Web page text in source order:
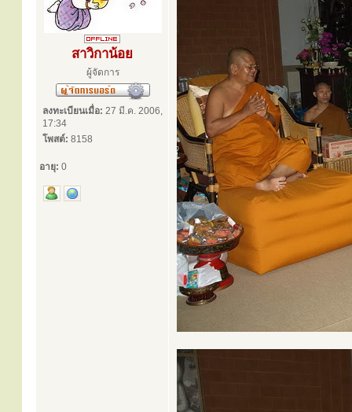
สาวิกาน้อย
ผู้จัดการ
ลงทะเบียนเมื่อ: 27 มี.ค. 2006,
17:34
โพสต์: 8158
อายุ: 0